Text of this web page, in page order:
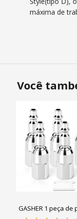
máxima de
Você
GASHER 1 peça de